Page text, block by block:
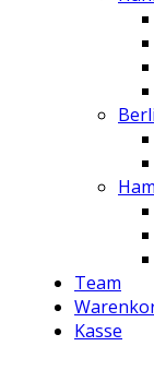
Team
Kasse